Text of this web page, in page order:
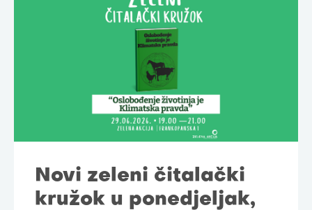
Novi zeleni čitalački
kružok u ponedjeljak,